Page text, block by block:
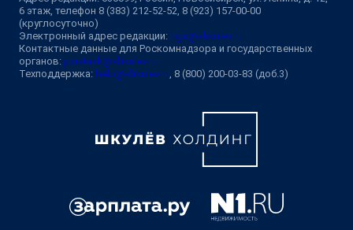
6 этаж, телефон 8 (383) 212-52-52, 8 (923) 157-00-00
(круглосуточно)
Электронный адрес редакции: ngs@shkulev.ru
Контактные данные для Роскомнадзора и государственных
органов: juristnsk@shkulev.ru
Техподдержка: help@shkulev.ru, 8 (800) 200-03-83 (доб.3)